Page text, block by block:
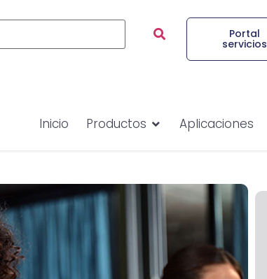
Portal
servicios
Inicio Productos Aplicaciones